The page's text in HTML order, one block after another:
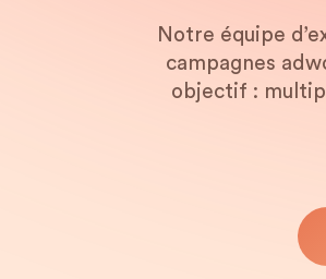
Notre équipe
campagnes
objectif :